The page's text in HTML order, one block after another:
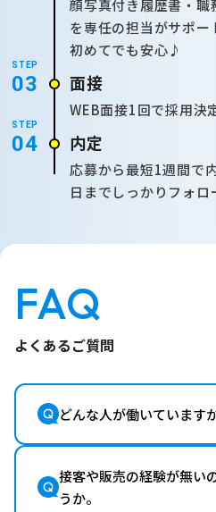
顔写真付き履歴書・職
を専任の担当がサポー
初めてでも安心♪
STEP
03 面接
WEB面接1回で採用決
STEP
04 内定
応募から最短1週間で
日までしっかりフォ
FAQ
よくあるご質問
どんな人が働いています
接客や販売の経験が無い
うか。